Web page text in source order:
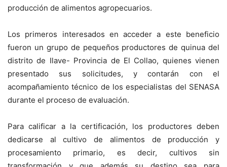
producción de alimentos agropecuarios.
Los primeros interesados en acceder a este beneficio
fueron un grupo de pequeños productores de quinua del
distrito de Ilave- Provincia de El Collao, quienes vienen
presentado sus solicitudes, y contarán con el
acompañamiento técnico de los especialistas del SENASA
durante el proceso de evaluación.
Para calificar a la certificación, los productores deben
dedicarse al cultivo de alimentos de producción y
procesamiento primario, es decir, cultivos sin